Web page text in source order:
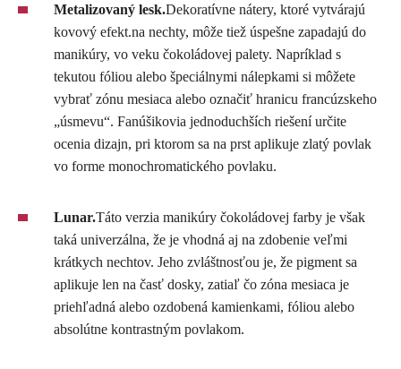
Metalizovaný lesk.Dekoratívne nátery, ktoré vytvárajú
kovový efekt.na nechty, môže tiež úspešne zapadajú do
manikúry, vo veku čokoládovej palety. Napríklad s
tekutou fóliou alebo špeciálnymi nálepkami si môžete
vybrať zónu mesiaca alebo označiť hranicu francúzskeho
„úsmevu“. Fanúšikovia jednoduchších riešení určite
ocenia dizajn, pri ktorom sa na prst aplikuje zlatý povlak
vo forme monochromatického povlaku.
Lunar.Táto verzia manikúry čokoládovej farby je však
taká univerzálna, že je vhodná aj na zdobenie veľmi
krátkych nechtov. Jeho zvláštnosťou je, že pigment sa
aplikuje len na časť dosky, zatiaľ čo zóna mesiaca je
priehľadná alebo ozdobená kamienkami, fóliou alebo
absolútne kontrastným povlakom.